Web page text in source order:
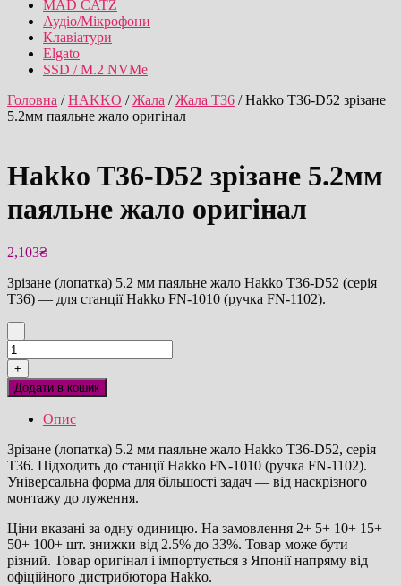
MAD CATZ
Аудіо/Мікрофони
Клавіатури
Elgato
SSD / M.2 NVMe
Головна /HAKKO /Жала /Жала T36 / Hakko T36-D52 зрізане
5.2мм паяльне жало оригінал
Hakko T36-D52 зрізане 5.2мм
паяльне жало оригінал
2,103₴
Зрізане (лопатка) 5.2 мм паяльне жало Hakko T36-D52 (серія
T36) — для станції Hakko FN-1010 (ручка FN-1102).
-
Hakko
T36-
D52
зрізане
паяльне
жало
оригінал
кількість
+
Додати в кошик
Опис
Зрізане (лопатка) 5.2 мм паяльне жало Hakko T36-D52, серія
T36. Підходить до станції Hakko FN-1010 (ручка FN-1102).
Універсальна форма для більшості задач — від наскрізного
монтажу до луження.
Ціни вказані за одну одиницю. На замовлення 2+ 5+ 10+ 15+
50+ 100+ шт. знижки від 2.5% до 33%. Товар може бути
різний. Товар оригінал і імпортується з Японії напряму від
офіційного дистрибютора Hakko.